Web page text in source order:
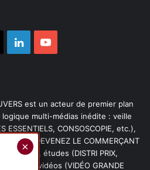
LinkedinYouTube
est un acteur de premier plan
logique multi-médias inédite : veille
ESSENTIELS, CONSOSCOPIE, etc.),
PRIX, DEVENEZ LE COMMERÇANT
etc.), études (DISTRI PRIX,
vidéos (VIDÉO GRANDE